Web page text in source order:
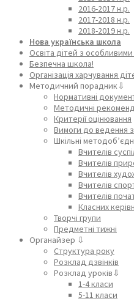
2016-2017 н.р.
2017-2018 н.р.
2018-2019 н.р.
Нова українська школа
Освіта дітей з
Безпечна школа!
Організація харчування
Методичний порадник⇩
Нормативні
Методичні
Критерії оцінювання
Вимоги до ведення
Шкільні
Вчителів
Вчителів
Вчителів
Вчителів
Вчителів
Класних
Творчі групи
Предметні тижні
Органайзер ⇩
Структура року
Розклад дзвінків
Розклад уроків⇩
1-4 класи
5-11 класи